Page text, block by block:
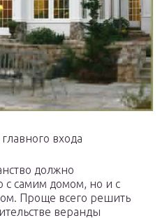
входа
должно
с самим домом, но и с
Проще всего решить
веранды